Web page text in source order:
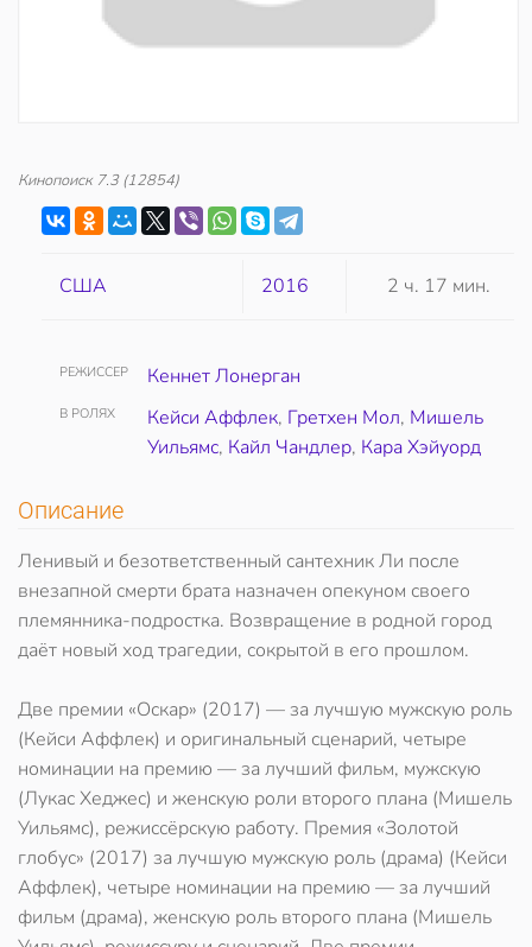
Кинопоиск 7.3(12854)
США 2016 2 ч. 17 мин.
РЕЖИССЕР Кеннет Лонерган
В РОЛЯХ Кейси Аффлек, Гретхен Мол, Мишель
Уильямс, Кайл Чандлер, Кара Хэйуорд
Описание
Ленивый и безответственный сантехник Ли после
внезапной смерти брата назначен опекуном своего
племянника-подростка. Возвращение в родной город
даёт новый ход трагедии, сокрытой в его прошлом.
Две премии «Оскар» (2017) — за лучшую мужскую роль
(Кейси Аффлек) и оригинальный сценарий, четыре
номинации на премию — за лучший фильм, мужскую
(Лукас Хеджес) и женскую роли второго плана (Мишель
Уильямс), режиссёрскую работу. Премия «Золотой
глобус» (2017) за лучшую мужскую роль (драма) (Кейси
Аффлек), четыре номинации на премию — за лучший
фильм (драма), женскую роль второго плана (Мишель